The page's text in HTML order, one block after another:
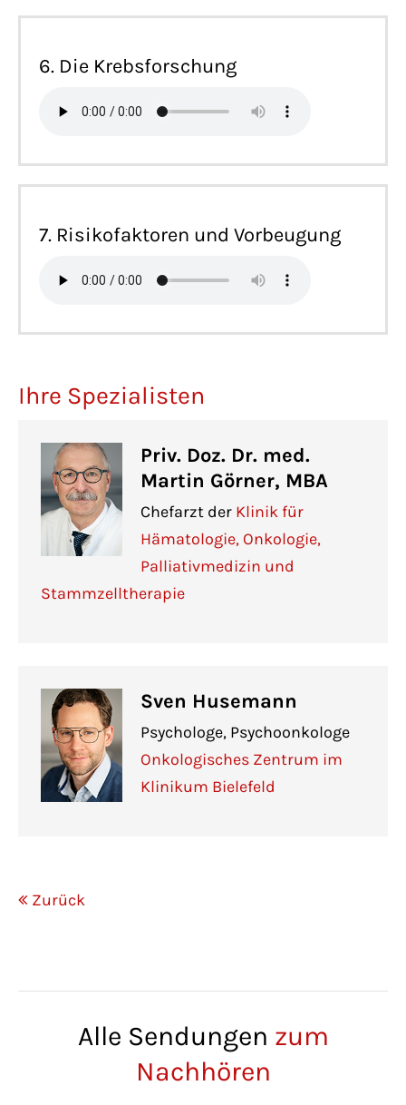
6. Die Krebsforschung
7. Risikofaktoren und Vorbeugung
Ihre Spezialisten
Priv. Doz. Dr. med.
Martin Görner, MBA
Chefarzt der Klinik für
Hämatologie, Onkologie,
Palliativmedizin und
Stammzelltherapie
Sven Husemann
Psychologe, Psychoonkologe
Onkologisches Zentrum im
Klinikum Bielefeld
Zurück
Alle Sendungen zum
Nachhören